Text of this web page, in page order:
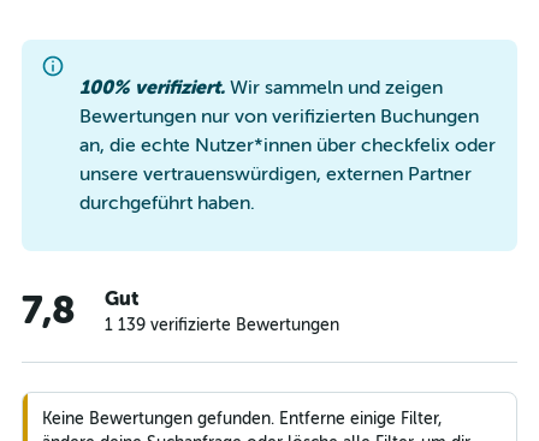
100% verifiziert. Wir sammeln und zeigen
Bewertungen nur von verifizierten Buchungen
an, die echte Nutzer*innen über checkfelix oder
unsere vertrauenswürdigen, externen Partner
durchgeführt haben.
7,8 Gut
1 139 verifizierte Bewertungen
Keine Bewertungen gefunden. Entferne einige Filter,